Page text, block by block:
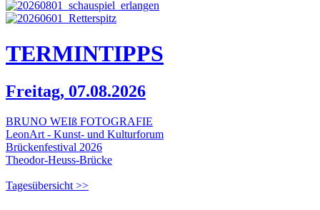
TERMINTIPPS
Freitag, 07.08.2026
BRUNO WEIß FOTOGRAFIE
LeonArt - Kunst- und Kulturforum
Brückenfestival 2026
Theodor-Heuss-Brücke
Tagesübersicht >>